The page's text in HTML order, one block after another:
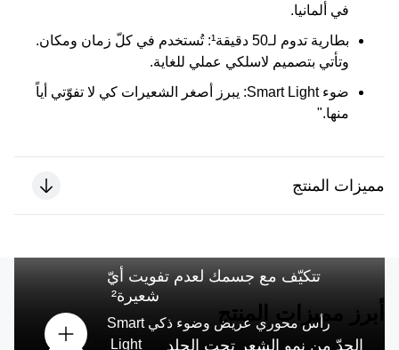
في ألمانيا.
بطارية تدوم لـ50 دقيقة¹:
تُستخدم في كلّ زمان ومكان.
وتأتي بتصميم لاسلكي عملي للغاية.
ضوء Smart Light:
يبرز أصغر الشعيرات كي لا تفوّتي أياً
منها."
مميزات المنتج
أبرز مميزات المنتج
تتكيّف مع جسمك لعدم تفويت أيّ
شعيرة²
رأس محوري عريض وضوء ذكي Smart
Light
الحدّ من نمو الشعر تحت الجلد